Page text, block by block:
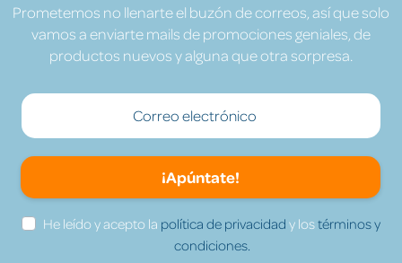
Prometemos no llenarte el buzón de correos, así que solo
vamos a enviarte mails de promociones geniales, de
productos nuevos y alguna que otra sorpresa.
¡Apúntate!
He leído y acepto la política de privacidad y lostérminos y
condiciones.